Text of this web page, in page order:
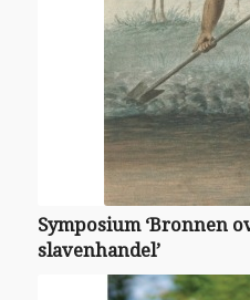
Symposium ‘Bronnen
slavenhandel’